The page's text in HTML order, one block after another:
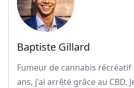
Baptiste Gillard
Fumeur de cannabis
ans, j'ai arrêté grâce au CBD.